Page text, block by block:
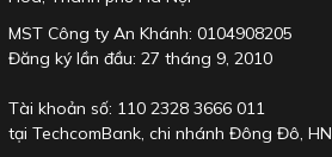
MST Công ty An Khánh: 0104908205
Đăng ký lần đầu: 27 tháng 9, 2010
Tài khoản số: 110 2328 3666 011
tại TechcomBank, chi nhánh Đông Đô, HN